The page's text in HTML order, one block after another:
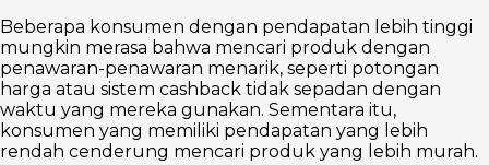
Beberapa konsumen dengan pendapatan lebih tinggi
mungkin merasa bahwa mencari produk dengan
penawaran-penawaran menarik, seperti potongan
harga atau sistem cashback tidak sepadan dengan
waktu yang mereka gunakan. Sementara itu,
konsumen yang memiliki pendapatan yang lebih
rendah cenderung mencari produk yang lebih murah.